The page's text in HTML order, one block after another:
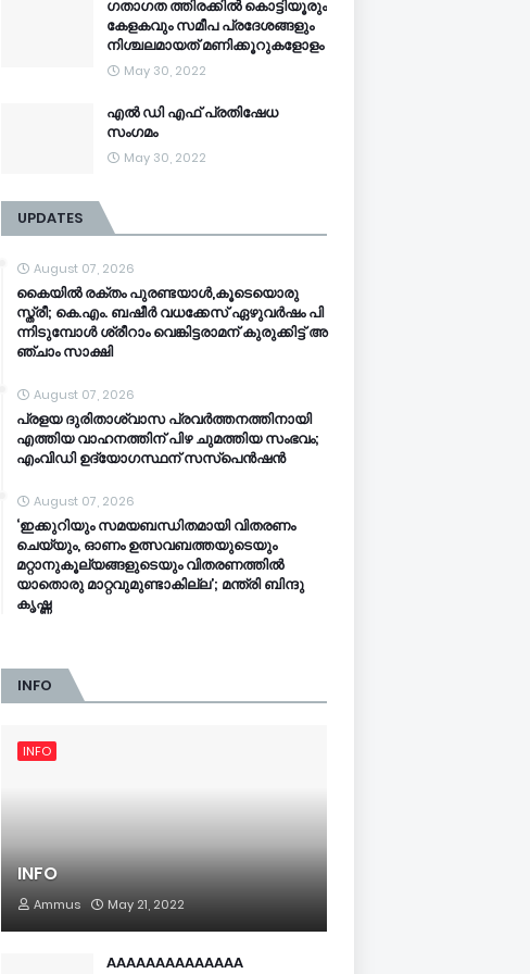
ഗതാഗത ത്തിരക്കിൽ കൊട്ടിയൂരും
കേളകവും സമീപ പ്രദേശങ്ങളും
നിശ്ചലമായത് മണിക്കൂറുകളോളം
May 30, 2022
എൽ ഡി എഫ് പ്രതിഷേധ
സംഗമം
May 30, 2022
UPDATES
August 07, 2026
കൈ​യി​ൽ ര​ക്തം പു​ര​ണ്ട​യാ​ൾ,കൂ​ടെ​യൊ​രു
സ്ത്രീ; ​കെ.​എം. ബ​ഷീ​ർ വ​ധ​ക്കേ​സ് ഏ​ഴു​വ​ർ​ഷം പി​
ന്നി​ടു​മ്പോ​ൾ ശ്രീ​റാം വെ​ങ്കി​ട്ട​രാ​മ​ന് കു​രു​ക്കി​ട്ട് അ​
ഞ്ചാം സാ​ക്ഷി
August 07, 2026
പ്രളയ ദുരിതാശ്വാസ പ്രവർത്തനത്തിനായി
എത്തിയ വാഹനത്തിന് പിഴ ചുമത്തിയ സംഭവം;
എംവിഡി ഉദ്യോഗസ്ഥന് സസ്പെൻഷൻ
August 07, 2026
‘ഇക്കുറിയും സമയബന്ധിതമായി വിതരണം
ചെയ്യും, ഓണം ഉത്സവബത്തയുടെയും
മറ്റാനുകൂല്യങ്ങളുടെയും വിതരണത്തിൽ
യാതൊരു മാറ്റവുമുണ്ടാകില്ല’; മന്ത്രി ബിന്ദു
കൃഷ്ണ
INFO
INFO
INFO
Ammus May 21, 2022
AAAAAAAAAAAAAA